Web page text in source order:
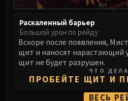
Terros
Primal
Dathea
Kurog
Раскаленный барьер
Большой урон по рейду
Вскоре после появления,
щит и наносят нарастающий
щит не будет разрушен.
ЧТО
ПРОБЕЙТЕ ЩИТ И
ВЕСЬ